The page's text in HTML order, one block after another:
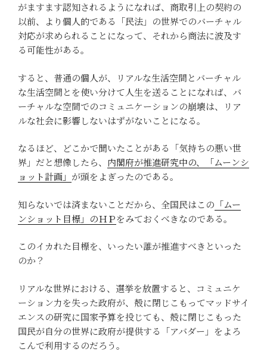
がますます認知されるようになれば、商取引上の契約の
以前、より個人的である「民法」の世界でのバーチャル
対応が求められることになって、それから商法に波及す
る可能性がある。
すると、普通の個人が、リアルな生活空間とバーチャル
な生活空間とを使い分けて人生を送ることになれば、バ
ーチャルな空間でのコミュニケーションの崩壊は、リア
ルな社会に影響しないはずがないことになる。
なるほど、どこかで聞いたことがある「気持ちの悪い世
界」だと想像したら、 内閣府が推進研究中の、「ムーンシ
ョット計画」 が頭をよぎったのである。
知らないでは済まないことだから、全国民はこの 「ムー
ンショット目標」のＨＰをみておくべきなのである。
このイカれた目標を、いったい誰が推進すべきといった
のか？
リアルな世界における、選挙を放置すると、コミュニケ
ーション力を失った政府が、殻に閉じこもってマッドサイ
エンスの研究に国家予算を投じても、殻に閉じこもった
国民が自分の世界に政府が提供する「アバダー」をよろ
こんで利用するのだろう。